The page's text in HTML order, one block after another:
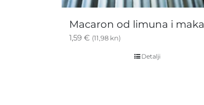
Macaron od limuna i maka
1,59 € (11,98 kn)
Detalji